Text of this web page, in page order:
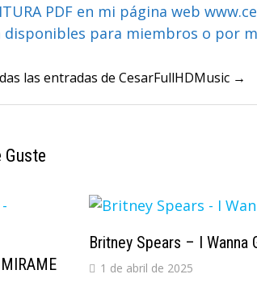
PDF en mi página web
disponibles para miembros o por
las entradas de CesarFullHDMusic →
Guste
Britney Spears – I Wanna
1 de abril de 2025